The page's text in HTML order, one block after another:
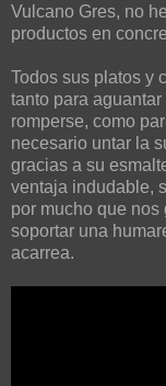
Vulcano Gres, no
productos en
Todos sus platos y
tanto para
romperse, como
necesario untar la
gracias a su
ventaja indudable,
por mucho que
soportar una
acarrea.